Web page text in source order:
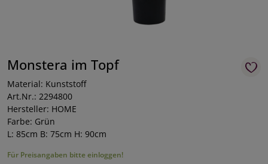
Monstera im Topf
Material: Kunststoff
Art.Nr.: 2294800
Hersteller: HOME
Farbe: Grün
L: 85cm B: 75cm H: 90cm
Für Preisangaben bitte einloggen!